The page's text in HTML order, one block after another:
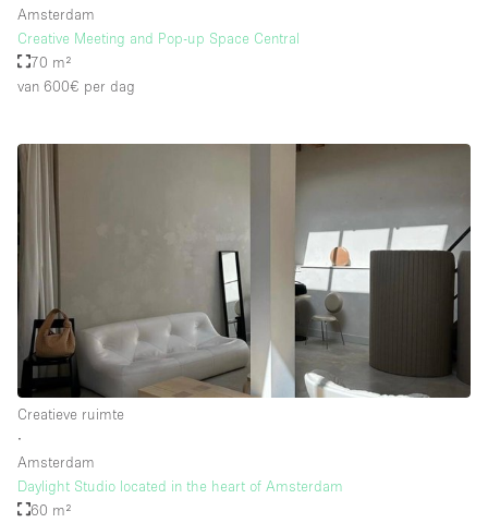
Souterrain
Begane grond tuin
Begane grond straatkant
Amsterdam
Creative Meeting and Pop-up Space Central
70 m²
van 600€ per dag
Creatieve ruimte
∙
Amsterdam
Daylight Studio located in the heart of Amsterdam
60 m²